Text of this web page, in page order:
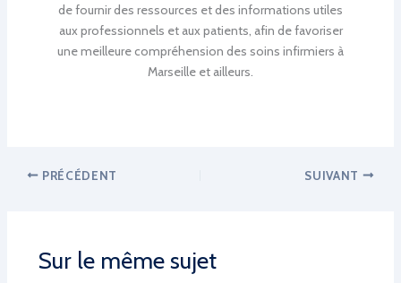
de fournir des ressources et des informations utiles
aux professionnels et aux patients, afin de favoriser
une meilleure compréhension des soins infirmiers à
Marseille et ailleurs.
PRÉCÉDENT SUIVANT
Sur le même sujet